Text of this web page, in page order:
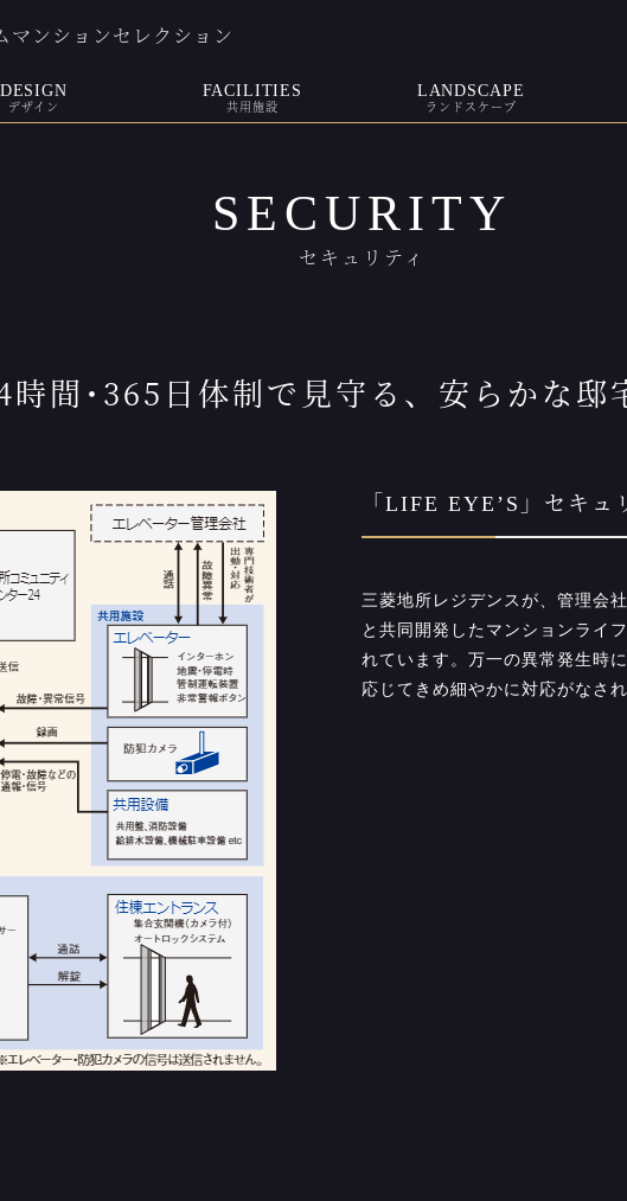
マンションセレクション
DESIGN
デザイン
FACILITIES
共用施設
LANDSCAPE
ランドスケープ
SECURITY
セキュリティ
時間･365日体制で見守る、安らかな邸
「LIFE EYE’S」セキュ
三菱地所レジデンスが、管理会
と共同開発したマンションライ
れています。万一の異常発生時
応じてきめ細やかに対応がなさ